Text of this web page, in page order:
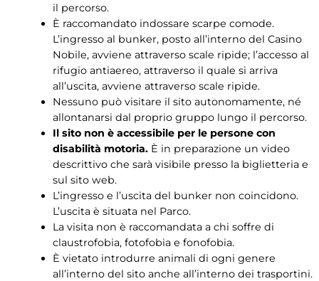
il percorso.
È raccomandato indossare scarpe comode.
L’ingresso al bunker, posto all’interno del Casino
Nobile, avviene attraverso scale ripide; l’accesso al
rifugio antiaereo, attraverso il quale si arriva
all’uscita, avviene attraverso scale ripide.
Nessuno può visitare il sito autonomamente, né
allontanarsi dal proprio gruppo lungo il percorso.
Il sito non è accessibile per le persone con
disabilità motoria.È in preparazione un video
descrittivo che sarà visibile presso la biglietteria e
sul sito web.
L’ingresso e l’uscita del bunker non coincidono.
L’uscita è situata nel Parco.
La visita non è raccomandata a chi soffre di
claustrofobia, fotofobia e fonofobia.
È vietato introdurre animali di ogni genere
all’interno del sito anche all’interno dei trasportini.